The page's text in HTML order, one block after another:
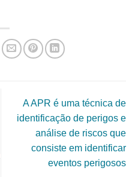
A APR é uma técnica de
identificação de perigos e
análise de riscos que
consiste em identificar
eventos perigosos